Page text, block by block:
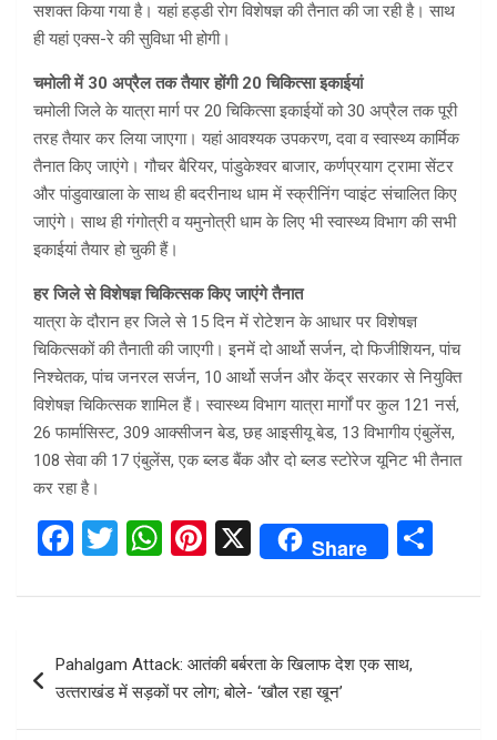
सशक्त किया गया है। यहां हड्डी रोग विशेषज्ञ की तैनात की जा रही है। साथ
ही यहां एक्स-रे की सुविधा भी होगी।
चमोली में 30 अप्रैल तक तैयार होंगी 20 चिकित्सा इकाईयां
चमोली जिले के यात्रा मार्ग पर 20 चिकित्सा इकाईयों को 30 अप्रैल तक पूरी
तरह तैयार कर लिया जाएगा। यहां आवश्यक उपकरण, दवा व स्वास्थ्य कार्मिक
तैनात किए जाएंगे। गौचर बैरियर, पांडुकेश्वर बाजार, कर्णप्रयाग ट्रामा सेंटर
और पांडुवाखाला के साथ ही बदरीनाथ धाम में स्क्रीनिंग प्वाइंट संचालित किए
जाएंगे। साथ ही गंगोत्री व यमुनोत्री धाम के लिए भी स्वास्थ्य विभाग की सभी
इकाईयां तैयार हो चुकी हैं।
हर जिले से विशेषज्ञ चिकित्सक किए जाएंगे तैनात
यात्रा के दौरान हर जिले से 15 दिन में रोटेशन के आधार पर विशेषज्ञ
चिकित्सकों की तैनाती की जाएगी। इनमें दो आर्थो सर्जन, दो फिजीशियन, पांच
निश्चेतक, पांच जनरल सर्जन, 10 आर्थो सर्जन और केंद्र सरकार से नियुक्ति
विशेषज्ञ चिकित्सक शामिल हैं। स्वास्थ्य विभाग यात्रा मार्गों पर कुल 121 नर्स,
26 फार्मासिस्ट, 309 आक्सीजन बेड, छह आइसीयू बेड, 13 विभागीय एंबुलेंस,
108 सेवा की 17 एंबुलेंस, एक ब्लड बैंक और दो ब्लड स्टोरेज यूनिट भी तैनात
कर रहा है।
F
ce
o
T
tt
W
at
A
Pi
er
es
t
X Share
ar
navigation
Pahalgam Attack: आतंकी बर्बरता के खिलाफ देश एक साथ,
उत्‍तराखंड में सड़कों पर लोग; बोले- ‘खौल रहा खून’